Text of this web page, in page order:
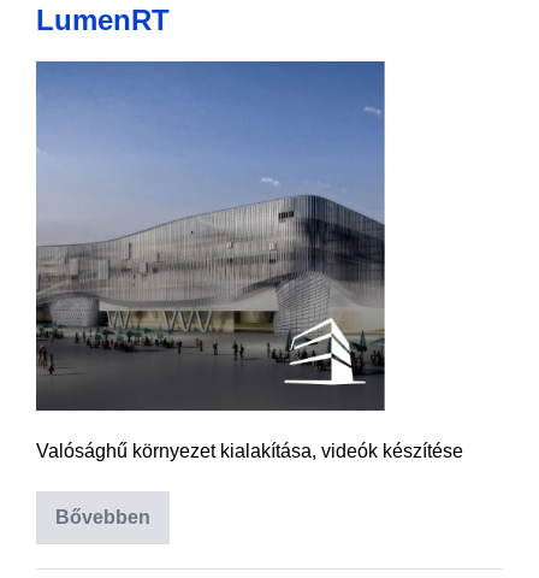
LumenRT
Valósághű környezet kialakítása, videók készítése
Bővebben